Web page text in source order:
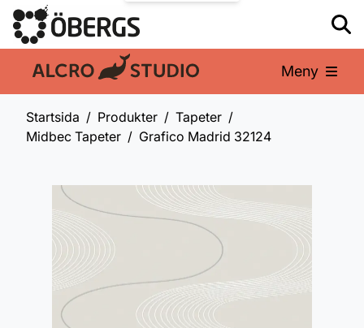
En del av: Meny
Startsida Produkter
Tapeter
Midbec Tapeter
Grafico Madrid 32124